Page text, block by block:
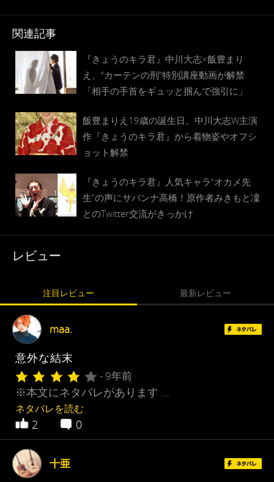
関連記事
『きょうのキラ君』中川大志×飯豊まり
え、“カーテンの刑”特別講座動画が解禁
「相手の手首をギュッと掴んで強引に」
飯豊まりえ19歳の誕生日、中川大志W主演
作『きょうのキラ君』から着物姿やオフシ
ョット解禁
『きょうのキラ君』人気キャラ“オカメ先
生”の声にサバンナ高橋！原作者みきもと凜
とのTwitter交流がきっかけ
レビュー
注目レビュー 最新レビュー
maa.
意外な結末
- 9年前
※本文にネタバレがあります …
ネタバレを読む
2 0
十亜